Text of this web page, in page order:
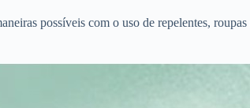
possíveis com o uso de repelentes,